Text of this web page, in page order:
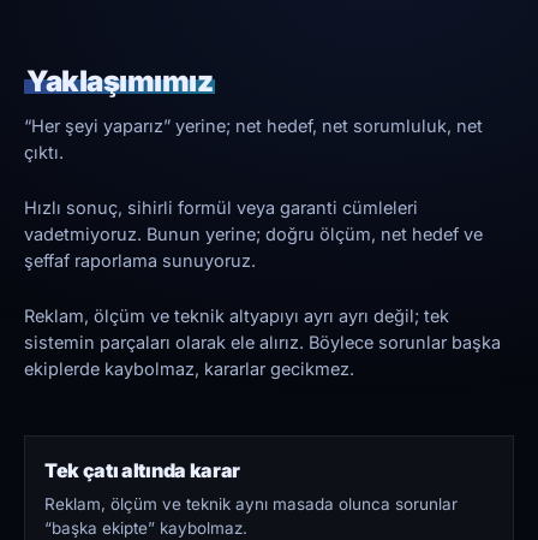
Yaklaşımımız
“Her şeyi yaparız” yerine; net hedef, net sorumluluk, net
çıktı.
Hızlı sonuç, sihirli formül veya garanti cümleleri
vadetmiyoruz. Bunun yerine; doğru ölçüm, net hedef ve
şeffaf raporlama sunuyoruz.
Reklam, ölçüm ve teknik altyapıyı ayrı ayrı değil; tek
sistemin parçaları olarak ele alırız. Böylece sorunlar başka
ekiplerde kaybolmaz, kararlar gecikmez.
Tek çatı altında karar
Reklam, ölçüm ve teknik aynı masada olunca sorunlar
“başka ekipte” kaybolmaz.